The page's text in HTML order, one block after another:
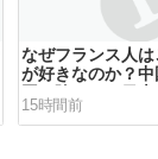
なぜフランス人
が好きなのか？
国を除いて、日
んてない」
15時間前